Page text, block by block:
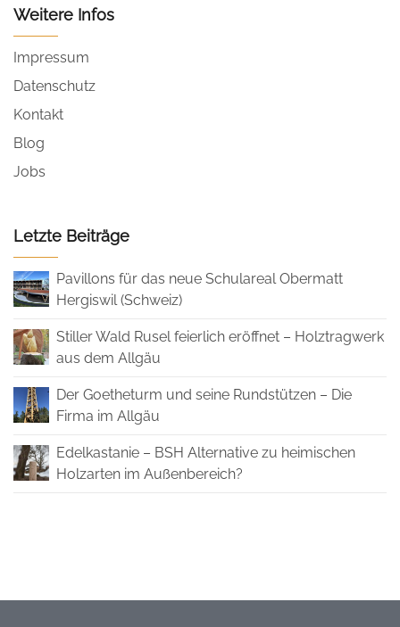
Weitere Infos
Impressum
Datenschutz
Kontakt
Blog
Jobs
Letzte Beiträge
Pavillons für das neue Schulareal Obermatt
Hergiswil (Schweiz)
Stiller Wald Rusel feierlich eröffnet – Holztragwerk
aus dem Allgäu
Der Goetheturm und seine Rundstützen – Die
Firma im Allgäu
Edelkastanie – BSH Alternative zu heimischen
Holzarten im Außenbereich?